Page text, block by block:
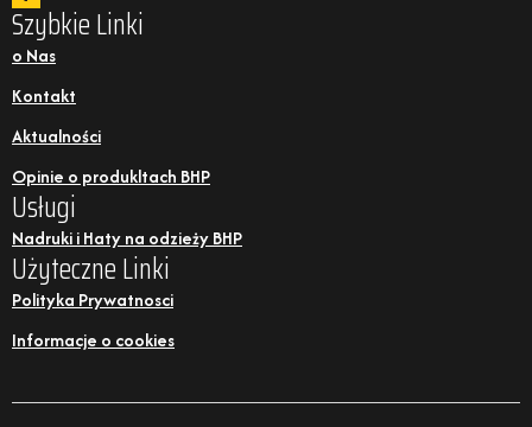
Szybkie Linki
o Nas
Kontakt
Aktualności
Opinie o produkltach BHP
Usługi
Nadruki i Haty na odzieży BHP
Użyteczne Linki
Polityka Prywatnosci
Informacje o cookies